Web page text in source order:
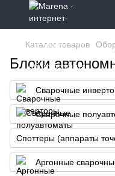
Каталог товаров
Блоки
Сварочные
Сварочные
Споттеры (аппараты
Аргонные